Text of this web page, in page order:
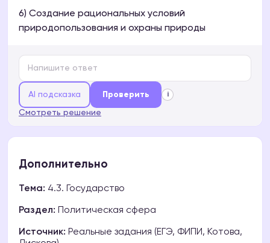
6) Создание рациональных условий
природопользования и охраны природы
AI подсказка Проверить i
Смотреть решение
Дополнительно
Тема: 4.3. Государство
Раздел: Политическая сфера
Источник: Реальные задания (ЕГЭ, ФИПИ, Котова,